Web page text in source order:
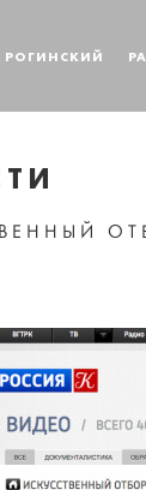
РОГИНСКИЙ